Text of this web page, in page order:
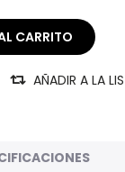
AÑADIR A LA